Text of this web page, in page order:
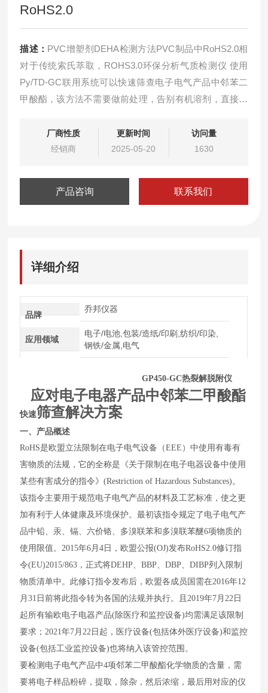
RoHS2.0
描述： PVC增塑剂DEHA检测方法PVC制品中RoHS2.0相
对于传统索氏萃取，ROHS3.0环保分析气质检测仪 使用
Py/TD-GC联用系统可以快速筛查电子电气产品中邻苯二
甲酸酯，该方法不需要做前处理，告别有机溶剂，直接称
厂商性质
经销商
更新时间
2025-05-20
访问量
1630
产品咨询 联系我们
详细介绍
品牌
乔邦仪器
应用领域
电子/电池,包装/造纸/印刷,纺织/印染,
钢铁/金属,电气
GP450-GC热裂解脱附仪
应对电子电器产品中邻苯二甲酸酯
快速筛查解决方案
一、 产品概述
RoHS是欧盟立法限制在电子电气设备（EEE ）中使用有毒有
害物质的法规，它的全称是《关于限制在电子电器设备中使用
某些有害成分的指令》(Restriction of Hazardous Substances) 。
该指令主要用于规范电子电气产品的材料及工艺标准，使之更
加有利于人体健康及环境保护。最初该指令规定了电子电气产
品中铅、汞、镉、六价铬、多溴联苯和多溴联苯醚6项物质的
使用限值。 2015年6 月4日，欧盟公报(OJ)发布RoHS2.0修订指
令(EU)2015/863 ，正式将DEHP 、BBP 、DBP 、DIBP列入限制
物质清单中。此修订指令发布后，欧盟各成员国需在2016年12
月31 日前将此指令转为各国的法规并执行。且 2019年7 月 22 日
起所有输欧电子电器产品( 除医疗和监控设备)均需满足该限制
要求； 2021年7 月 22 日起，医疗设备(包括体外医疗设备)和监控
设备(包括工业监控设备)也将纳入该管控范围。
要检测电子电气产品中4项邻苯二甲酸酯化学物质的含量，需
要将电子样品粉碎，提取，除杂，然后浓缩，最后用对应的仪